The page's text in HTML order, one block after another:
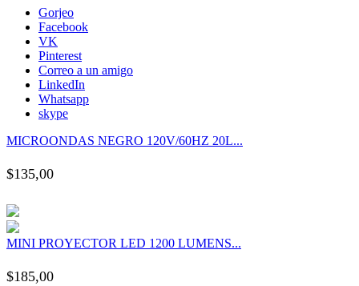
panel
panel
panel
panel
panel
panel
Gorjeo
Facebook
VK
Pinterest
Correo a un amigo
LinkedIn
Whatsapp
skype
MICROONDAS NEGRO 120V/60HZ 20L...
$135,00
MINI PROYECTOR LED 1200 LUMENS...
$185,00